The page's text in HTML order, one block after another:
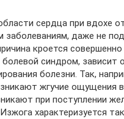
сердца при вдохе
заболеваниям, даже не
кроется совершенно
синдром, зависит
болезни. Так,
жгучие ощущения
при поступлении
характеризуется